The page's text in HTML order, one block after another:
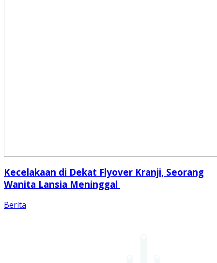
Kecelakaan di Dekat Flyover Kranji, Seorang
Wanita Lansia Meninggal
Berita